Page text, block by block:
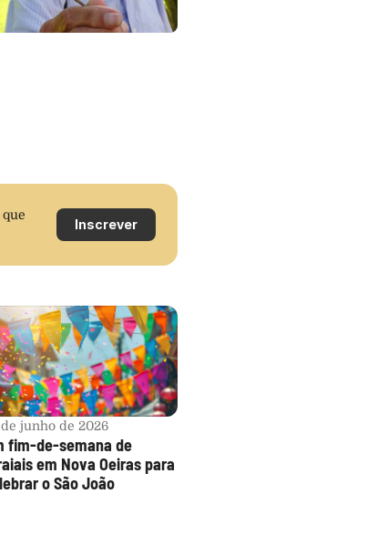
Inscrever
junho de 2026
fim-de-semana de
em Nova Oeiras para
o São João